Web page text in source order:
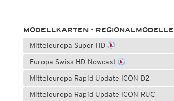
MODELLKARTEN - REGIONALMODELLE
Mitteleuropa Super HD
Europa Swiss HD Nowcast
Mitteleuropa Rapid Update ICON-D2
Mitteleuropa Rapid Update ICON-RUC